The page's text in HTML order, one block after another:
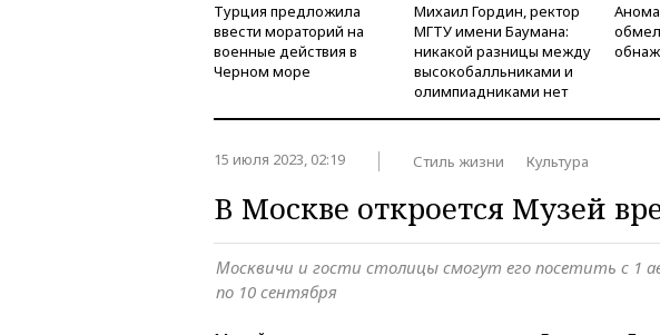
Турция предложила
ввести мораторий на
военные действия в
Черном море
Михаил Гордин, ректор
МГТУ имени Баумана:
никакой разницы между
высокобалльниками и
олимпиадниками нет
15 июля 2023, 02:19 Стиль жизни Культура
В Москве откроется Музей
Москвичи и гости столицы смогут его посетить с 1
по 10 сентября